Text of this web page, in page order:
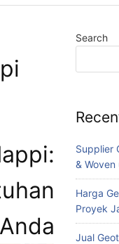
Search
Supplier
&
Harga
Proyek
Jual